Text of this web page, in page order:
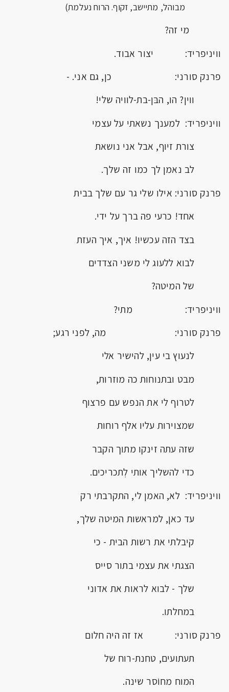
מבוהל, מתיישב, זקוף. הרוח נעלמת)
מי זה?
וויניפריד: יצור אבוד.
פרנק סורני: כן, גם אני. -
ווין? הו, הבּן-בת-לוויה שלי!
וויניפריד: למענך נשאתי על עצמי
צורת זיוף, אבל אני נושאת
לב נאמן לך כמו זה שלך.
פרנק סורני: אילו שלי גר עם שלך בבית
אחד! כרעי פה ברך על ידי.
בצד הזה עכשיו! איך, איך העזת
לבוא ללעוג לי משני הצדדים
של המיטה?
וויניפריד: מתי?
פרנק סורני: מה, לפני רגע;
לנעוץ בי עין, להישיר אלי
מבט ובתנוחות כה מוזרות,
לטרוף לי את הנפש עם פרצוף
שמצוירות עליו אלף רוחות
שזה עתה זינקו מתוך הקבר
כדי להשליך אותי לְתכריכים.
וויניפריד: לא, האמן לי, התקרבתי רק
עד כאן, למראשות המיטה שלך,
קיבלתי את רשות הבית - כי
הצגתי את עצמי בתור סייס
שלך - לבוא לראות את אדוני
במחלתו.
פרנק סורני: אז זה היה חלום
תעתועים, טחנת-רוח של
המוח מחוֹסר שינה.